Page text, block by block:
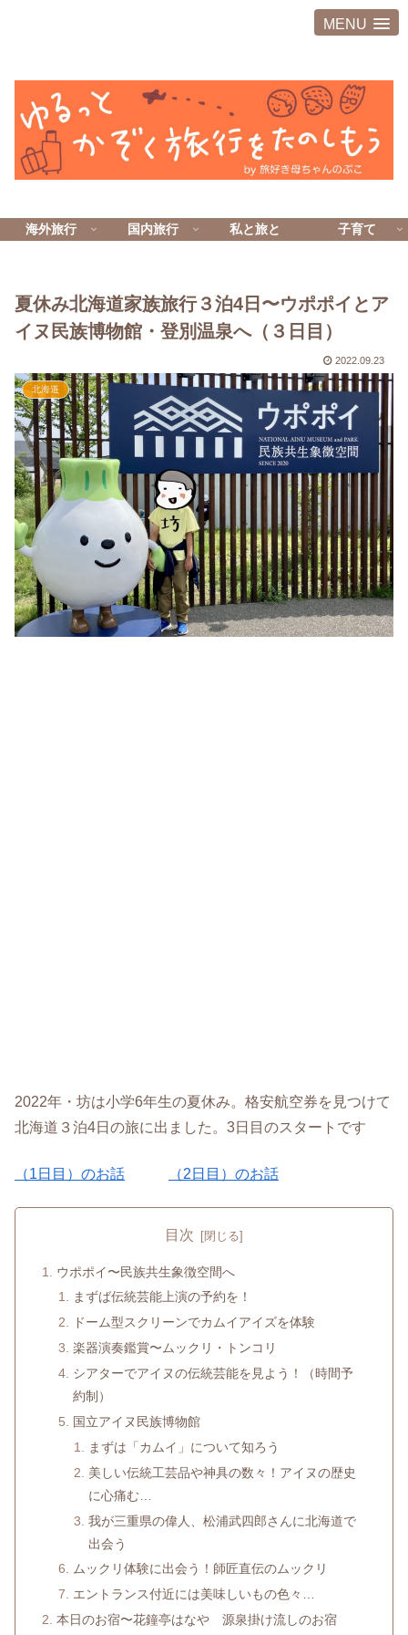
MENU
海外旅行 国内旅行 私と旅と 子育て
夏休み北海道家族旅行３泊4日〜ウポポイとア
イヌ民族博物館・登別温泉へ（３日目）
2022.09.23
北海道
2022年・坊は小学6年生の夏休み。格安航空券を見つけて
北海道３泊4日の旅に出ました。3日目のスタートです
（1日目）のお話 （2日目）のお話
目次
ウポポイ〜民族共生象徴空間へ
まずば伝統芸能上演の予約を！
ドーム型スクリーンでカムイアイズを体験
楽器演奏鑑賞〜ムックリ・トンコリ
シアターでアイヌの伝統芸能を見よう！（時間予
約制）
国立アイヌ民族博物館
まずは「カムイ」について知ろう
美しい伝統工芸品や神具の数々！アイヌの歴史
に心痛む…
我が三重県の偉人、松浦武四郎さんに北海道で
出会う
ムックリ体験に出会う！師匠直伝のムックリ
エントランス付近には美味しいもの色々…
本日のお宿〜花鐘亭はなや 源泉掛け流しのお宿